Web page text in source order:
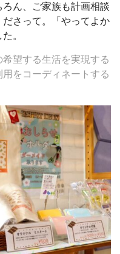
ん、ご家族も計画相談
さって。「やってよか
。
望する生活を実現する
をコーディネートする